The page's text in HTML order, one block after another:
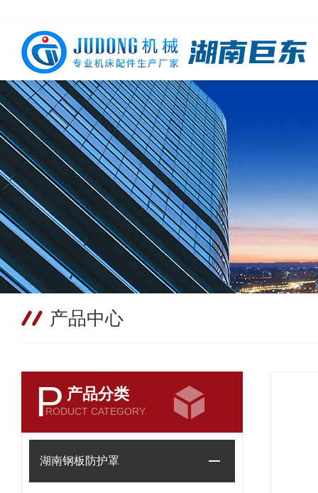
产品中心
P 产品分类
RODUCT CATEGORY
湖南钢板防护罩